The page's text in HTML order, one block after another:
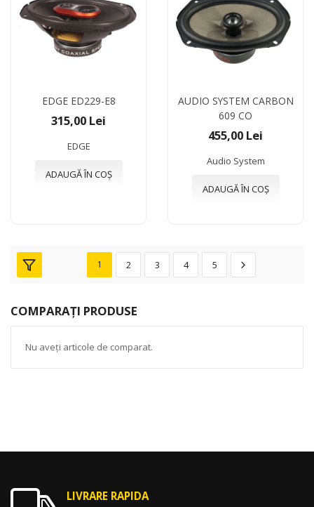
EDGE ED229-E8
315,00 Lei
EDGE
ADAUGĂ ÎN COȘ
AUDIO SYSTEM CARBON
609 CO
455,00 Lei
Audio System
ADAUGĂ ÎN COȘ
1 2 3 4 5
COMPARAȚI PRODUSE
Nu aveți articole de comparat.
LIVRARE RAPIDA